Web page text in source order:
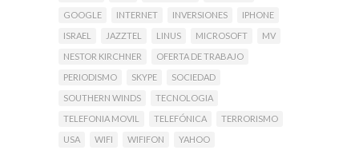
GOOGLE
INTERNET INVERSIONES
IPHONE
ISRAEL
JAZZTEL LINUS MICROSOFT
MV
NESTOR KIRCHNER
OFERTA DE TRABAJO
PERIODISMO
SKYPE
SOCIEDAD
SOUTHERN WINDS
TECNOLOGIA
TELEFONIA MOVIL
TELEFÓNICA
TERRORISMO
USA
WIFI WIFIFON YAHOO